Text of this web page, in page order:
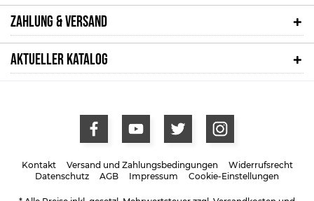
ZAHLUNG & VERSAND
AKTUELLER KATALOG
Kontakt Versand und Zahlungsbedingungen
Widerrufsrecht
Datenschutz
AGB Impressum Cookie-Einstellungen